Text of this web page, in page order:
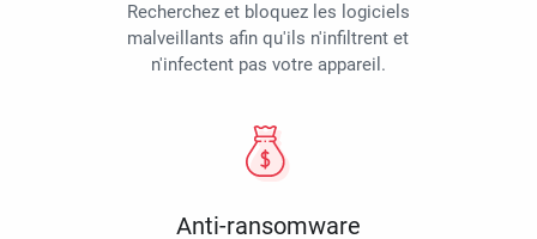
Recherchez et bloquez les logiciels
malveillants afin qu'ils n'infiltrent et
n'infectent pas votre appareil.
Anti-ransomware